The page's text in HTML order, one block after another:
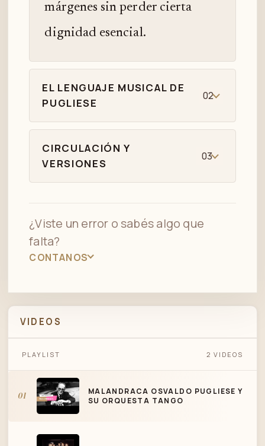
márgenes sin perder cierta
dignidad esencial.
EL LENGUAJE MUSICAL DE
PUGLIESE
02
CIRCULACIÓN Y
VERSIONES
03
¿Viste un error o sabés algo que
falta?
CONTANOS
VIDEOS
PLAYLIST 2 VIDEOS
01
MALANDRACA OSVALDO PUGLIESE Y
SU ORQUESTA TANGO